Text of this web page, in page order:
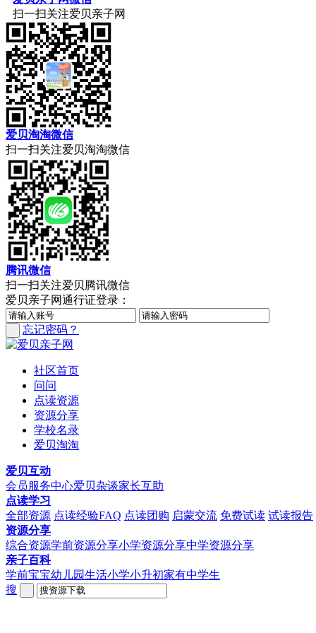
扫一扫关注爱贝亲子网
爱贝淘淘微信
扫一扫关注爱贝淘淘微信
腾讯微信
扫一扫关注爱贝腾讯微信
爱贝亲子网通行证登录：
忘记密码？
社区首页
问问
点读资源
资源分享
学校名录
爱贝淘淘
爱贝互动
会员服务中心爱贝杂谈家长互助
点读学习
全部资源 点读经验FAQ 点读团购 启蒙交流 免费试读 试读报告
资源分享
综合资源学前资源分享小学资源分享中学资源分享
亲子百科
学前宝宝幼儿园生活小学小升初家有中学生
搜